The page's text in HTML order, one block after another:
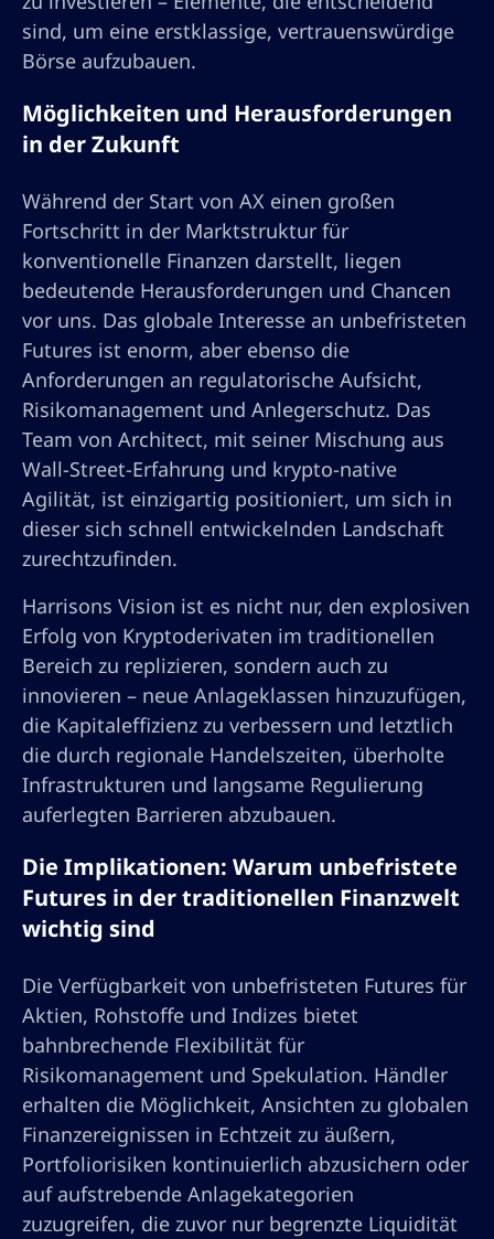
sind, um eine erstklassige, vertrauenswürdige
Börse aufzubauen.
Möglichkeiten und Herausforderungen
in der Zukunft
Während der Start von AX einen großen
Fortschritt in der Marktstruktur für
konventionelle Finanzen darstellt, liegen
bedeutende Herausforderungen und Chancen
vor uns. Das globale Interesse an unbefristeten
Futures ist enorm, aber ebenso die
Anforderungen an regulatorische Aufsicht,
Risikomanagement und Anlegerschutz. Das
Team von Architect, mit seiner Mischung aus
Wall-Street-Erfahrung und krypto-native
Agilität, ist einzigartig positioniert, um sich in
dieser sich schnell entwickelnden Landschaft
zurechtzufinden.
Harrisons Vision ist es nicht nur, den explosiven
Erfolg von Kryptoderivaten im traditionellen
Bereich zu replizieren, sondern auch zu
innovieren – neue Anlageklassen hinzuzufügen,
die Kapitaleffizienz zu verbessern und letztlich
die durch regionale Handelszeiten, überholte
Infrastrukturen und langsame Regulierung
auferlegten Barrieren abzubauen.
Die Implikationen: Warum unbefristete
Futures in der traditionellen Finanzwelt
wichtig sind
Die Verfügbarkeit von unbefristeten Futures für
Aktien, Rohstoffe und Indizes bietet
bahnbrechende Flexibilität für
Risikomanagement und Spekulation. Händler
erhalten die Möglichkeit, Ansichten zu globalen
Finanzereignissen in Echtzeit zu äußern,
Portfoliorisiken kontinuierlich abzusichern oder
auf aufstrebende Anlagekategorien
zuzugreifen, die zuvor nur begrenzte Liquidität